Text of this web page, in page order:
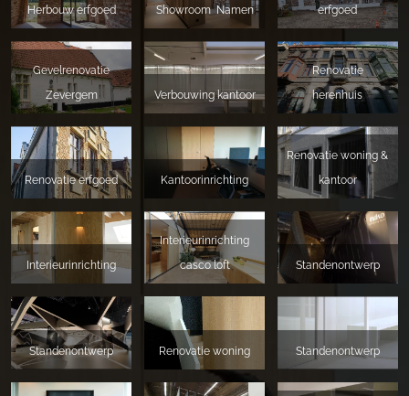
Herbouw erfgoed Showroom Namen
erfgoed
Gevelrenovatie
Zevergem
Verbouwing kantoor
Renovatie
herenhuis
Renovatie erfgoed Kantoorinrichting
Renovatie woning &
kantoor
Interieurinrichting
Interieurinrichting
casco loft
Standenontwerp
Standenontwerp Renovatie woning Standenontwerp